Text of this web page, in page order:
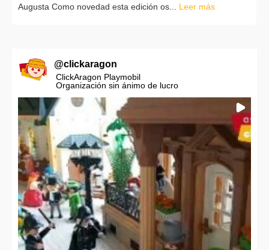
Augusta Como novedad esta edición os... Leer más
@clickaragon
ClickAragon Playmobil
Organización sin ánimo de lucro